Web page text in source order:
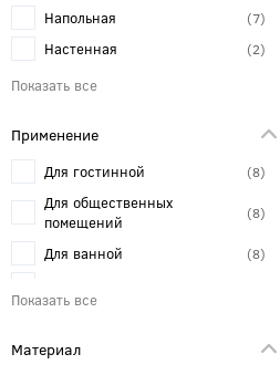
Напольная 7
Настенная 2
Применение
Для гостинной 8
Для общественных
помещений
8
Для ванной 8
Для улицы
Материал